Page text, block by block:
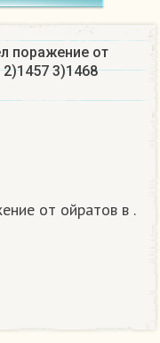
поражение от
2)1457 3)1468​
от ойратов в .